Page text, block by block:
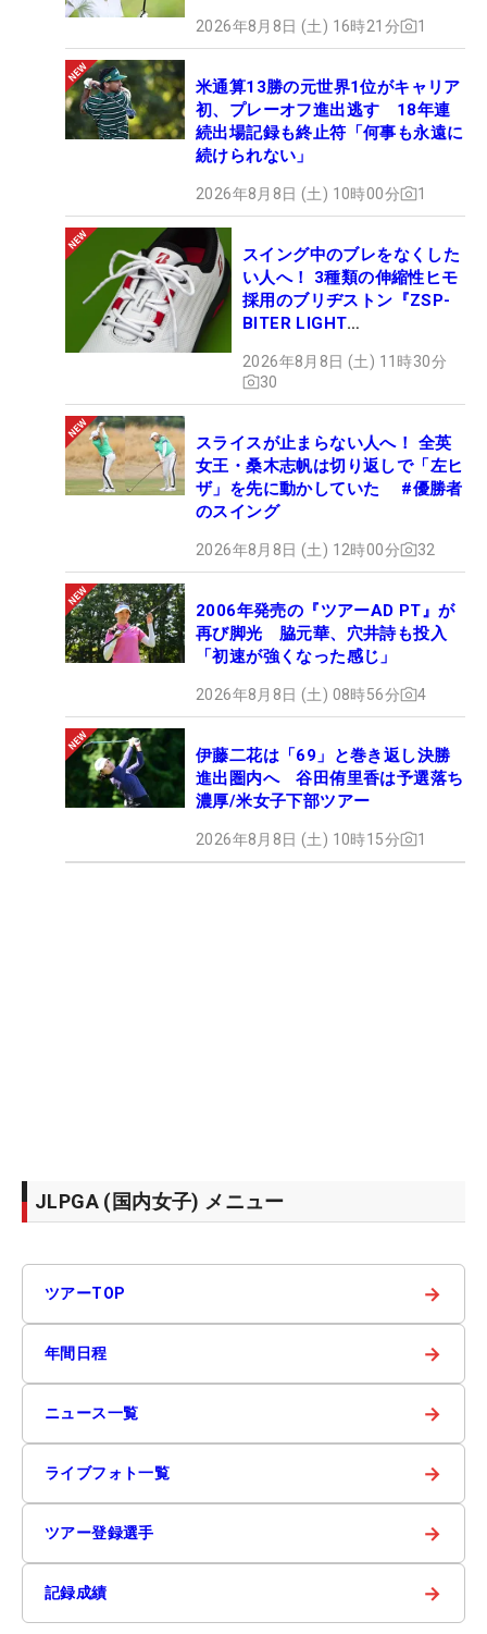
2026年8月8日 (土) 16時21分 1
米通算13勝の元世界1位がキャリア
初、プレーオフ進出逃す 18年連
続出場記録も終止符「何事も永遠に
続けられない」
2026年8月8日 (土) 10時00分 1
スイング中のブレをなくした
い人へ！ 3種類の伸縮性ヒモ
採用のブリヂストン『ZSP-
BITER LIGHT
ュー
2026年8月8日 (土) 11時30分
30
スライスが止まらない人へ！ 全英
女王・桑木志帆は切り返しで「左ヒ
ザ」を先に動かしていた #優勝者
のスイング
2026年8月8日 (土) 12時00分 32
2006年発売の『ツアーAD PT』が
再び脚光 脇元華、穴井詩も投入
「初速が強くなった感じ」
2026年8月8日 (土) 08時56分 4
伊藤二花は「69」と巻き返し決勝
進出圏内へ 谷田侑里香は予選落ち
濃厚/米女子下部ツアー
2026年8月8日 (土) 10時15分 1
JLPGA (国内女子) メニュー
ツアーTOP →
年間日程 →
ニュース一覧 →
ライブフォト一覧 →
ツアー登録選手 →
記録成績 →